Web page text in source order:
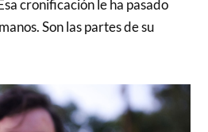
cronificación le ha pasado
Son las partes de su